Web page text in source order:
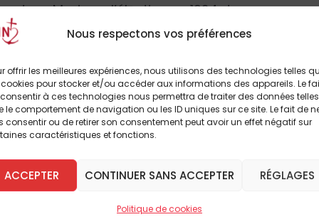
Nous respectons vos préférences
offrir les meilleures expériences, nous utilisons des technologies telles
pour stocker et/ou accéder aux informations des appareils. Le
à ces technologies nous permettra de traiter des données telles
le comportement de navigation ou les ID uniques sur ce site. Le fait de
consentir ou de retirer son consentement peut avoir un effet négatif sur
caractéristiques et fonctions.
ACCEPTER CONTINUER SANS ACCEPTER RÉGLAGES
Politique de cookies
»et, au Mexique, l’élection en 1924 du
contre l’Église. En Italie même, Pie XI
sa violente condamnation du nazisme,
[…] fausse et pervertit l’ordre voulu par
culte idolâtrique et négation de Dieu (Mit
le pape Pie XI lance donc en quelque
aux allures prophétiques :contre les
lire cet article
autres
DÈS À PRÉSENT